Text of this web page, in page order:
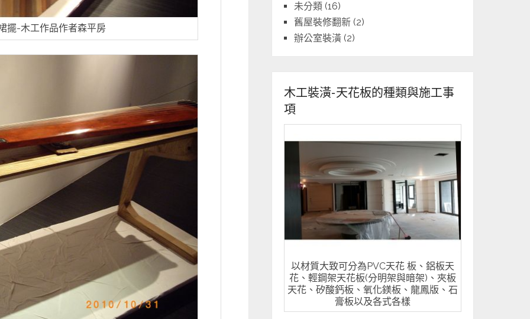
擺-木工作品作者森平房
未分類 (16)
舊屋裝修翻新 (2)
辦公室裝潢 (2)
木工裝潢-天花板的種類與施工事
項
以材質大致可分為PVC天花 板、鋁板天
花、輕鋼架天花板(分明架與暗架)、夾板
天花、矽酸鈣板、氧化鎂板、龍鳳版、石
膏板以及各式各樣